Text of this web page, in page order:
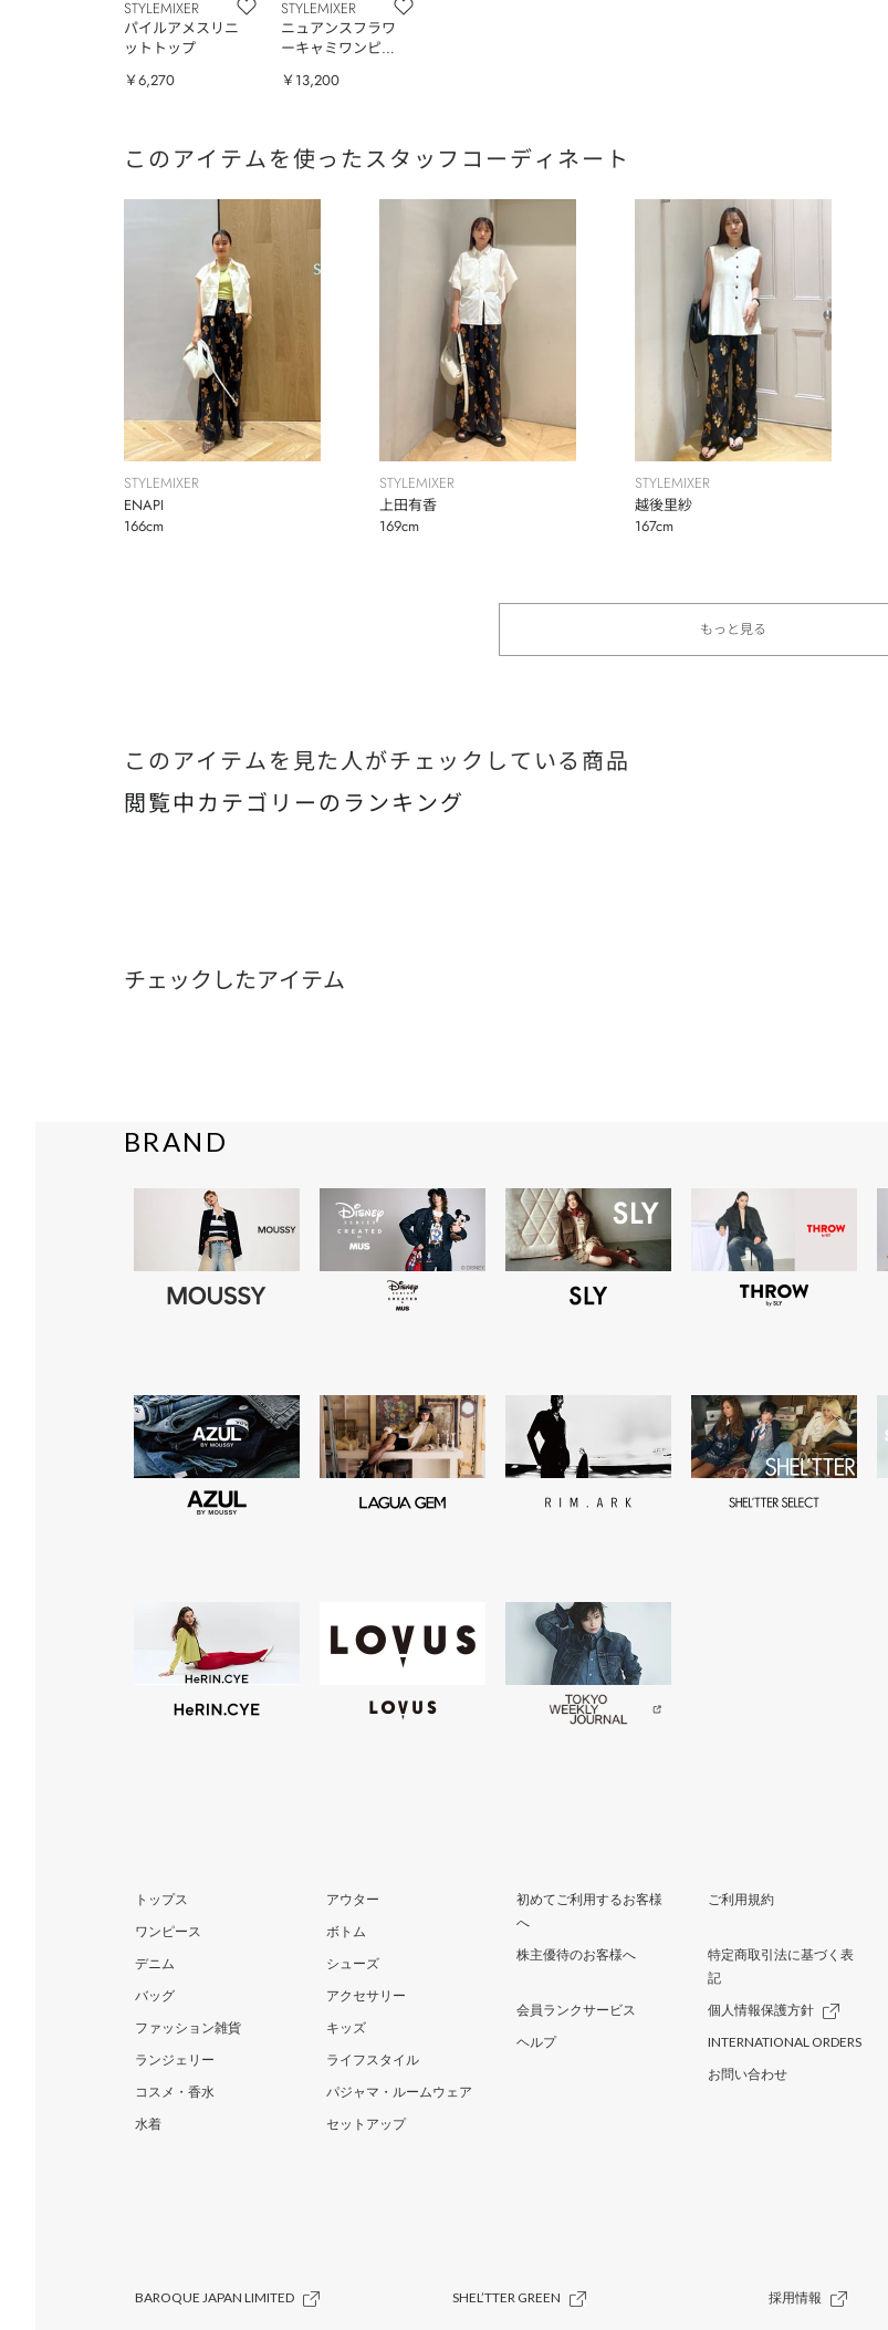
STYLEMIXER
パイルアメスリニ
ットトップ
￥6,270
STYLEMIXER
ニュアンスフラワ
ーキャミワンピー
￥13,200
このアイテムを使ったスタッフコーディネート
STYLEMIXER
ENAPI
166cm
STYLEMIXER
上田有香
169cm
STYLEMIXER
越後里紗
167cm
もっと見る
このアイテムを見た人がチェックしている商品
閲覧中カテゴリーのランキング
チェックしたアイテム
BRAND
トップス
アウター
ワンピース
ボトム
デニム
シューズ
バッグ
アクセサリー
ファッション雑貨
キッズ
ランジェリー
ライフスタイル
コスメ・香水
パジャマ・ルームウェア
水着
セットアップ
初めてご利用するお客様
へ
ご利用規約
株主優待のお客様へ
特定商取引法に基づく表
記
会員ランクサービス
個人情報保護方針
ヘルプ
INTERNATIONAL ORDERS
お問い合わせ
BAROQUE JAPAN LIMITED SHEL’TTER GREEN 採用情報